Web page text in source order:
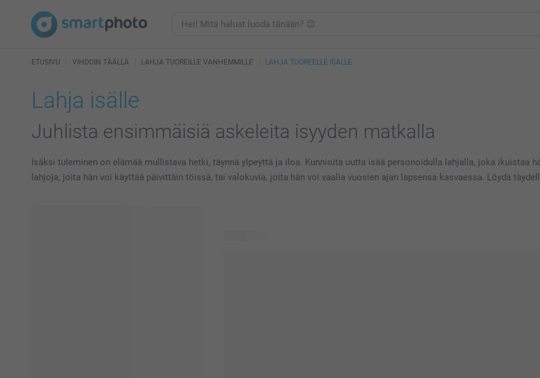
ETUSIVU VIHDOIN TÄÄLLÄ LAHJA TUOREILLE VANHEMMILLE LAHJA TUOREELLE ISÄLLE
Lahja isälle
Juhlista ensimmäisiä askeleita isyyden matkalla
Isäksi tuleminen on elämää mullistava hetki, täynnä ylpeyttä ja iloa. Kunnioita uutta isää personoidulla lahjalla, joka ikuistaa
lahjoja, joita hän voi käyttää päivittäin töissä, tai valokuvia, joita hän voi vaalia vuosien ajan lapsensa kasvaessa. Löydä